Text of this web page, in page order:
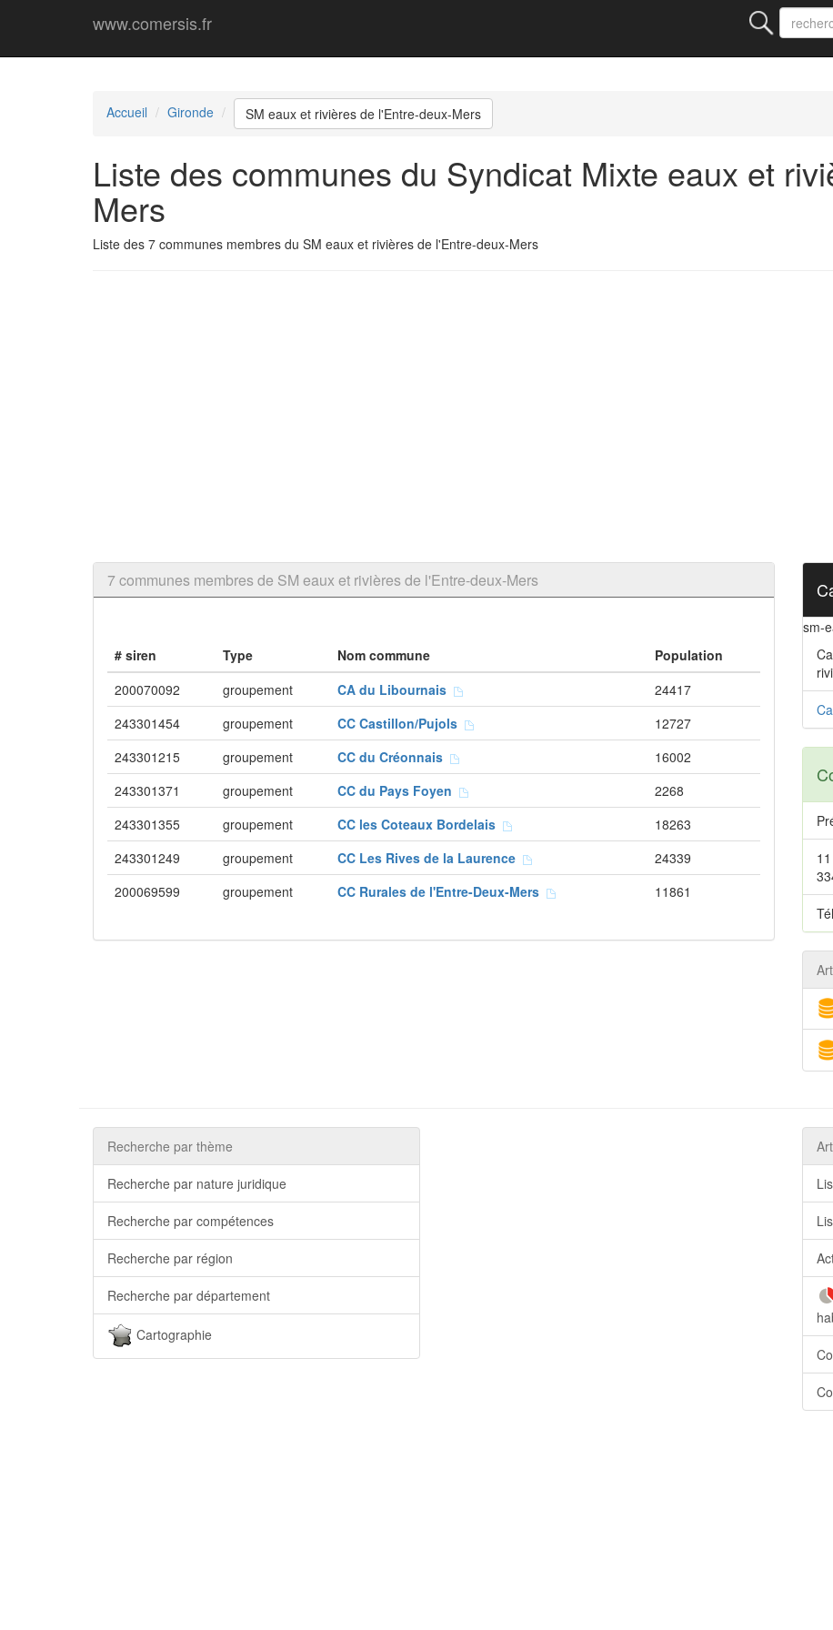
www.comersis.fr
Accueil Gironde SM eaux et rivières de l'Entre-deux-Mers
Liste des communes du Syndicat Mixte eaux et
Mers
Liste des 7 communes membres du SM eaux et rivières de l'Entre-deux-Mers
7 communes membres de SM eaux et rivières de l'Entre-deux-Mers
# siren Type Nom commune
Population
200070092
groupement CA du Libournais
24417
243301454
groupement CC Castillon/Pujols
12727
243301215
groupement CC du Créonnais
16002
243301371
groupement CC du Pays Foyen
2268
243301355
groupement CC les Coteaux Bordelais
18263
243301249
groupement CC Les Rives de la Laurence
24339
200069599
groupement CC Rurales de l'Entre-Deux-Mers 11861
sm-
Recherche par thème
Recherche par nature juridique
Recherche par compétences
Recherche par région
Recherche par département
Cartographie